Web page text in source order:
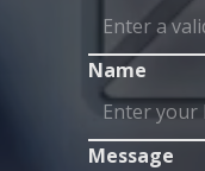
Name
Message